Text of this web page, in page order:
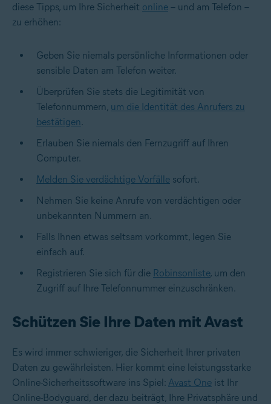
diese Tipps, um Ihre Sicherheit online – und am Telefon –
zu erhöhen:
Geben Sie niemals persönliche Informationen oder
sensible Daten am Telefon weiter.
Überprüfen Sie stets die Legitimität von
Telefonnummern, um die Identität des Anrufers zu
bestätigen .
Erlauben Sie niemals den Fernzugriff auf Ihren
Computer.
Melden Sie verdächtige Vorfälle sofort.
Nehmen Sie keine Anrufe von verdächtigen oder
unbekannten Nummern an.
Falls Ihnen etwas seltsam vorkommt, legen Sie
einfach auf.
Registrieren Sie sich für die Robinsonliste, um den
Zugriff auf Ihre Telefonnummer einzuschränken.
Schützen Sie Ihre Daten mit Avast
Es wird immer schwieriger, die Sicherheit Ihrer privaten
Daten zu gewährleisten. Hier kommt eine leistungsstarke
Online-Sicherheitssoftware ins Spiel: Avast One ist Ihr
Online-Bodyguard, der dazu beiträgt, Ihre Privatsphäre und